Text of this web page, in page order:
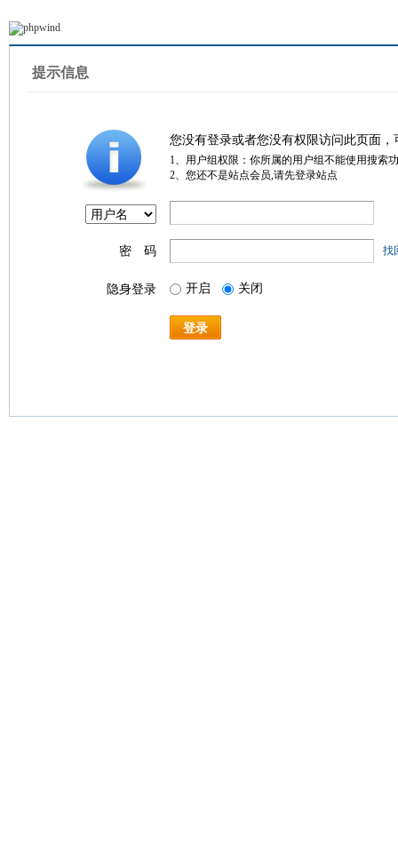
提示信息
您没有登录或者您没有权限访问此页面
1、用户组权限：你所属的用户组不能使用搜索
2、您还不是站点会员,请先登录站点
密 码 找
隐身登录 开启 关闭
登录